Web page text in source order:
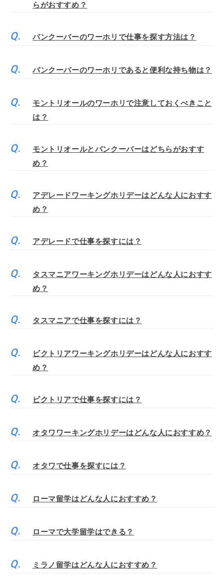
らがおすすめ？
バンクーバーのワーホリで仕事を探す方法は？
バンクーバーのワーホリであると便利な持ち物は？
モントリオールのワーホリで注意しておくべきこと
は？
モントリオールとバンクーバーはどちらがおすす
め？
アデレードワーキングホリデーはどんな人におすす
め？
アデレードで仕事を探すには？
タスマニアワーキングホリデーはどんな人におすす
め？
タスマニアで仕事を探すには？
ビクトリアワーキングホリデーはどんな人におすす
め？
ビクトリアで仕事を探すには？
オタワワーキングホリデーはどんな人におすすめ？
オタワで仕事を探すには？
ローマ留学はどんな人におすすめ？
ローマで大学留学はできる？
ミラノ留学はどんな人におすすめ？